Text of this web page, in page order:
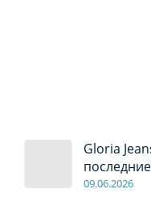
Gloria
09.06.2026